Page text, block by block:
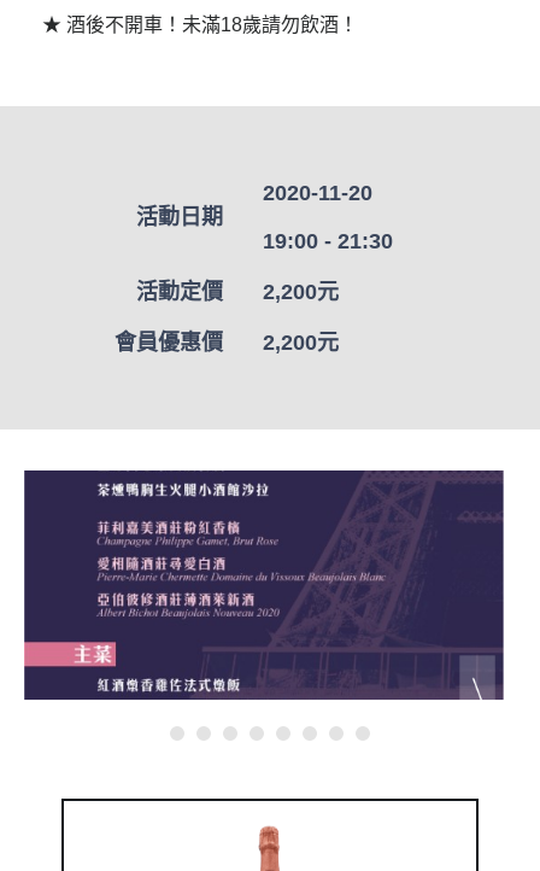
★ 酒後不開車！未滿18歲請勿飲酒！
活動日期
2020-11-20
19:00 - 21:30
活動定價 2,200元
會員優惠價 2,200元